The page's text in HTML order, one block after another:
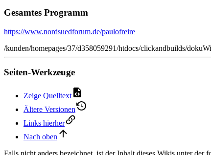
Gesamtes Programm
https://www.nordsuedforum.de/paulofreire
/kunden/homepages/37/d358059291/htdocs/clickandbuilds/
Seiten-Werkzeuge
Zeige Quelltext
Ältere Versionen
Links hierher
Nach oben